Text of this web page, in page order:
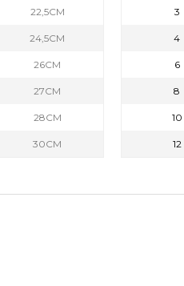
22,5CM
24,5CM
26CM
27CM
28CM
30CM
3
4
6
8
10
12